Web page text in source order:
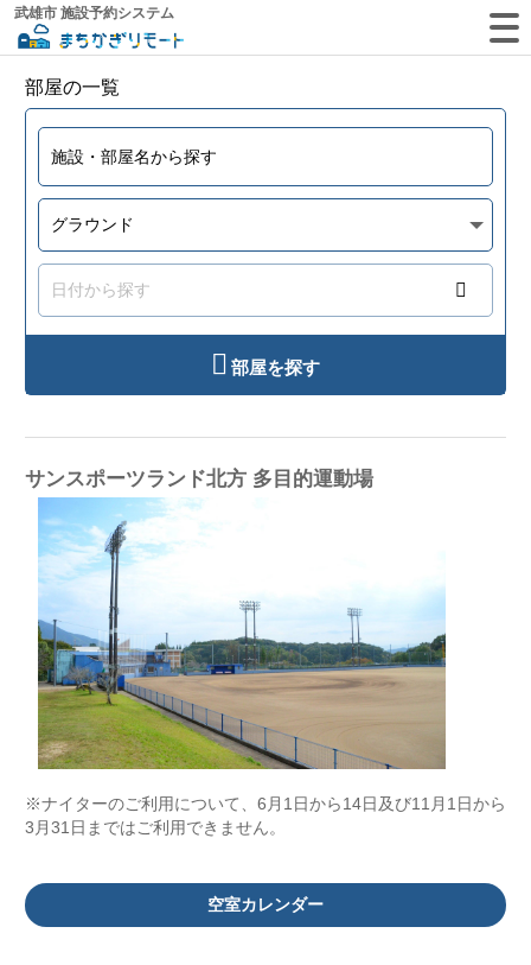
武雄市 施設予約システム
部屋の一覧
部屋を探す
サンスポーツランド北方 多目的運動場
※ナイターのご利用について、6月1日から14日及び11月1日から
3月31日まではご利用できません。
空室カレンダー